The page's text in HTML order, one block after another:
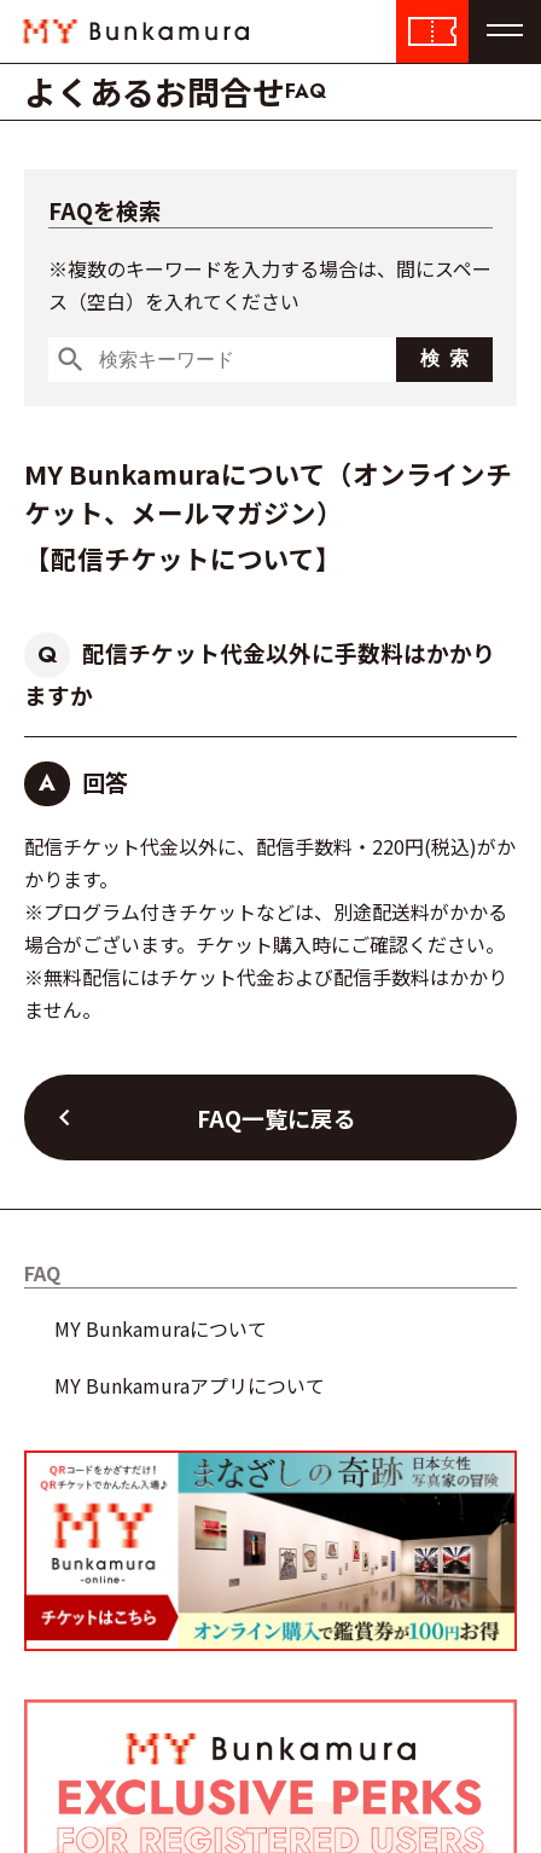
よくあるお問合せFAQ
FAQを検索
※複数のキーワードを入力する場合は、間にスペー
ス（空白）を入れてください
search
MY Bunkamuraについて（オンラインチ
ケット、メールマガジン）
【配信チケットについて】
Q
配信チケット代金以外に手数料はかかり
ますか
A 回答
配信チケット代金以外に、配信手数料・220円(税込)がか
かります。
※プログラム付きチケットなどは、別途配送料がかかる
場合がございます。チケット購入時にご確認ください。
※無料配信にはチケット代金および配信手数料はかかり
ません。
chevron_left FAQ一覧に戻る
FAQ
MY Bunkamuraについて
MY Bunkamuraアプリについて